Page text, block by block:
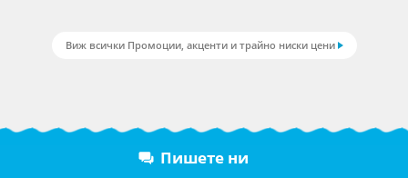
Виж всички Промоции, акценти и трайно ниски цени
Пишете ни